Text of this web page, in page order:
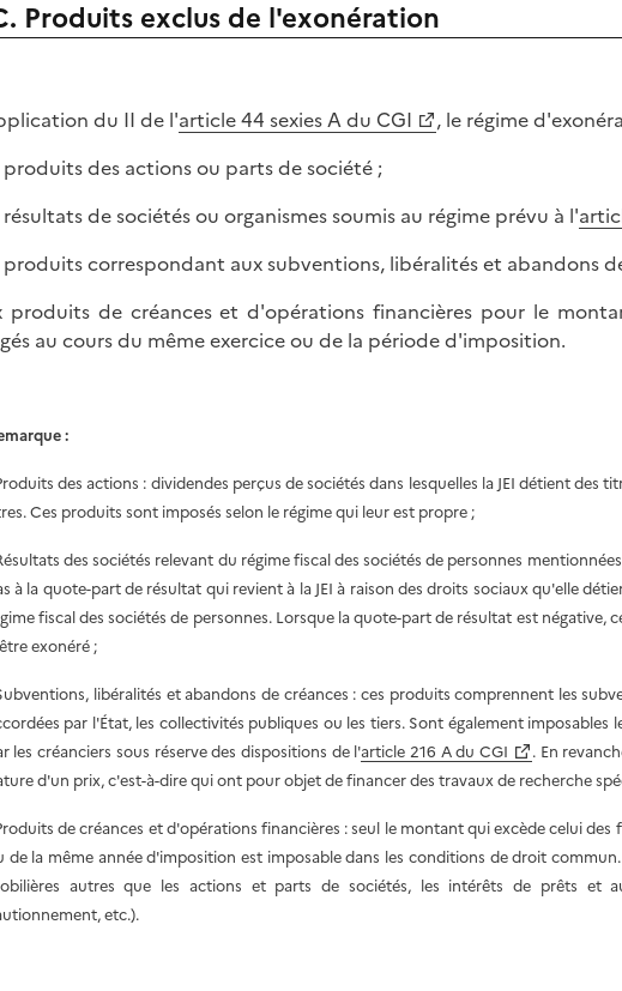
Produits exclus de l'exonération
du II de l'article 44 sexies A du CGI
, le régime
produits des actions ou parts de société ;
résultats de sociétés ou organismes soumis au régime prévu à l'
produits correspondant aux subventions, libéralités et abandons
produits de créances et d'opérations financières pour le
au cours du même exercice ou de la période d'imposition.
:
des actions : dividendes perçus de sociétés dans lesquelles la JEI détient des
Ces produits sont imposés selon le régime qui leur est propre ;
des sociétés relevant du régime fiscal des sociétés de personnes
à la quote-part de résultat qui revient à la JEI à raison des droits sociaux qu'elle
fiscal des sociétés de personnes. Lorsque la quote-part de résultat est négative,
exonéré ;
libéralités et abandons de créances : ces produits comprennent les
par l'État, les collectivités publiques ou les tiers. Sont également imposables
les créanciers sous réserve des dispositions de l'article 216 A du CGI
. En
d'un prix, c'est-à-dire qui ont pour objet de financer des travaux de recherche
de créances et d'opérations financières : seul le montant qui excède celui
de la même année d'imposition est imposable dans les conditions de droit
autres que les actions et parts de sociétés, les intérêts de prêts et
etc.).